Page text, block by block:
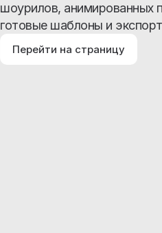
шоурилов, анимированных
готовые шаблоны и
Перейти на страницу